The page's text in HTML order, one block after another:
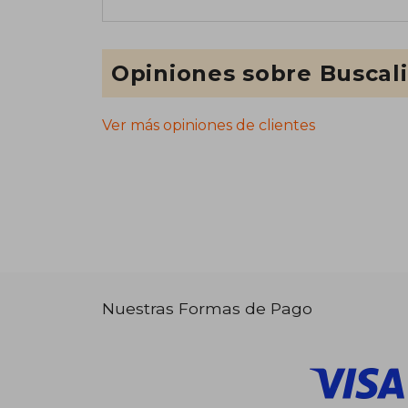
Opiniones sobre
Ver más opiniones de clientes
Nuestras Formas de Pago